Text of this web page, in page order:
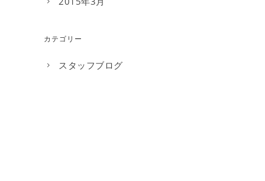
カテゴリー
スタッフブログ